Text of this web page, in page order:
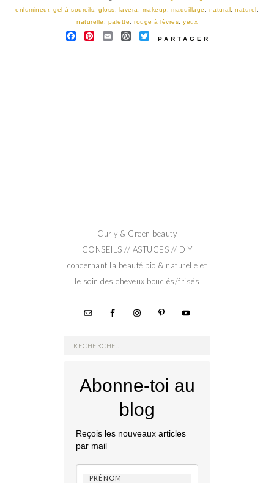
enlumineur, gel à sourcils gloss lavera makeup maquillage natural naturel
naturelle
palette rouge à lèvres yeux
FACEBOOK
PINTEREST
EMAILWORDPRESS
TWITTER
PARTAGER
Curly & Green beauty
CONSEILS // ASTUCES // DIY
concernant la beauté bio & naturelle et
le soin des cheveux bouclés/frisés
Rechercher :
Abonne-toi au
blog
Reçois les nouveaux articles
par mail